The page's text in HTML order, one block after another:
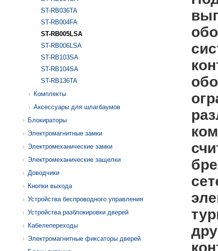
ST-RB036TA
ST-RB004FA
ST-RB005LSA
ST-RB006LSA
ST-RB103SA
ST-RB104SA
ST-RB136TA
Комплекты
Аксессуары для шлагбаумов
Блокираторы
Электромагнитные замки
Электромеханические замки
Электромеханические защелки
Доводчики
Кнопки выхода
Устройства беспроводного управления
Устройства разблокировки дверей
Кабелепереходы
Электромагнитные фиксаторы дверей